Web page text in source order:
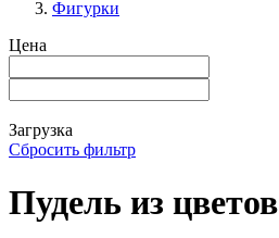
Фигурки
Цена
Загрузка
Сбросить фильтр
Пудель из цветов